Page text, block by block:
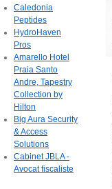
Caledonia
Peptides
HydroHaven
Pros
Amarello Hotel
Praia Santo
Andre, Tapestry
Collection by
Hilton
Big Aura Security
& Access
Solutions
Cabinet JBLA -
Avocat fiscaliste